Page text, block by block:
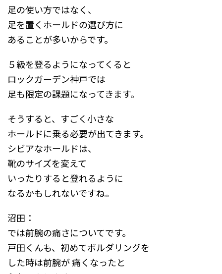
足の使い方ではなく、
足を置くホールドの選び方に
あることが多いからです。
５級を登るようになってくると
ロックガーデン神戸では
足も限定の課題になってきます。
そうすると、すごく小さな
ホールドに乗る必要が出てきます。
シビアなホールドは、
靴のサイズを変えて
いったりすると登れるように
なるかもしれないですね。
沼田：
では前腕の痛さについてです。
戸田くんも、初めてボルダリングを
した時は前腕が 痛くなったと